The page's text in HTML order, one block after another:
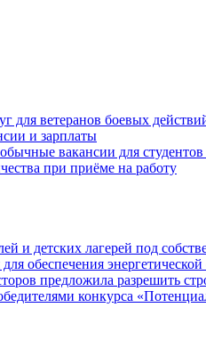
для ветеранов боевых
и зарплаты
вакансии для студентов
при приёме на работу
и детских лагерей под
обеспечения энергетической
предложила разрешить
конкурса